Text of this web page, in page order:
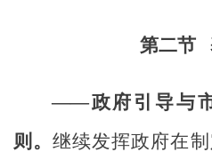
第二节
——政府引导与
则。继续发挥政府在